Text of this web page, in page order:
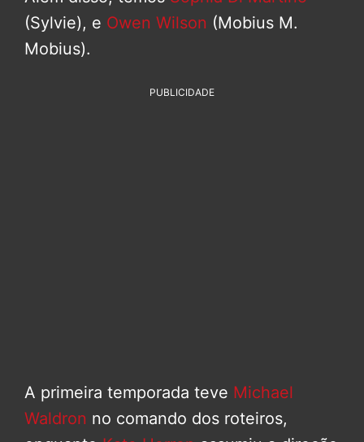
(Sylvie), e Owen Wilson (Mobius M.
Mobius).
PUBLICIDADE
A primeira temporada teve Michael
Waldron no comando dos roteiros,